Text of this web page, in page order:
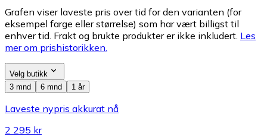
Grafen viser laveste pris over tid for den varianten (for
eksempel farge eller størrelse) som har vært billigst til
enhver tid. Frakt og brukte produkter er ikke inkludert. Les
mer om prishistorikken.
Velg butikk
3 mnd
6 mnd 1 år
Laveste nypris akkurat nå
2 295 kr